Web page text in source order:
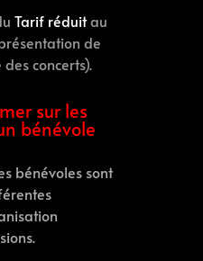
Tarif réduitau
de
concerts).
sur les
bénévole
bénévoles sont